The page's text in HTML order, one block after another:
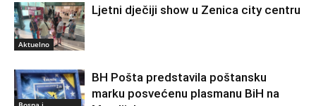
Aktuelno
Ljetni dječiji show u Zenica city centru
BH Pošta predstavila poštansku
marku posvećenu plasmanu BiH na